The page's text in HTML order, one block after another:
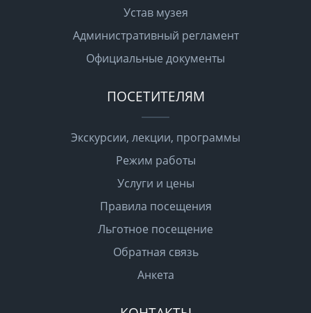
Устав музея
Административный регламент
Официальные документы
ПОСЕТИТЕЛЯМ
Экскурсии, лекции, программы
Режим работы
Услуги и цены
Правила посещения
Льготное посещение
Обратная связь
Анкета